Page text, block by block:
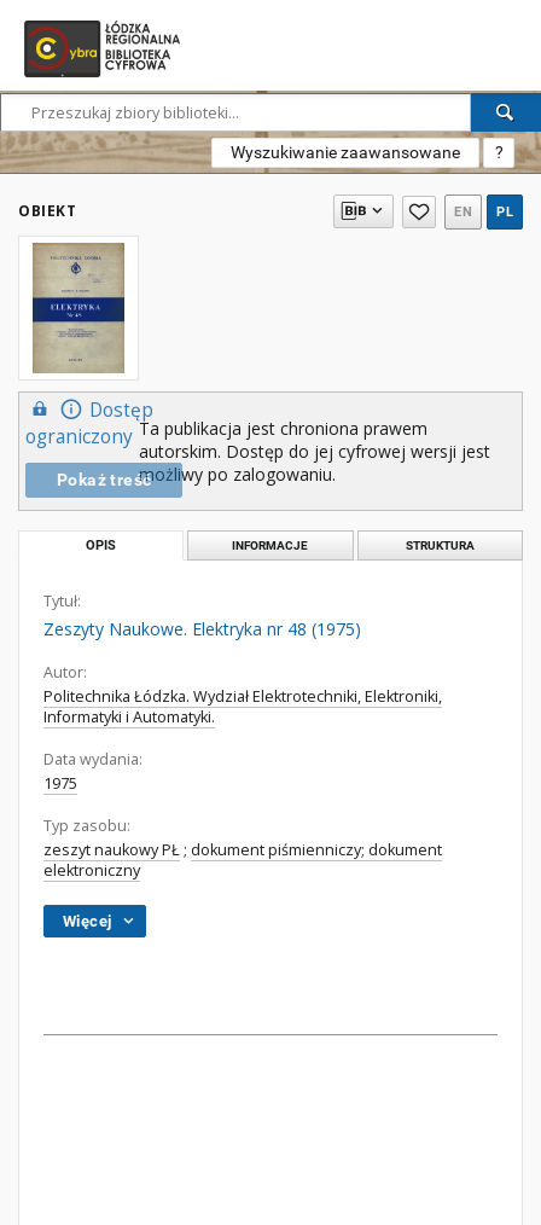
Wyszukiwanie zaawansowane ?
OBIEKT EN PL
Dostęp
ograniczony
Pokaż treść
Ta publikacja jest chroniona prawem
autorskim. Dostęp do jej cyfrowej wersji jest
możliwy po zalogowaniu.
OPIS INFORMACJE STRUKTURA
Tytuł:
Zeszyty Naukowe. Elektryka nr 48 (1975)
Autor:
Politechnika Łódzka. Wydział Elektrotechniki, Elektroniki,
Informatyki i Automatyki.
Data wydania:
1975
Typ zasobu:
zeszyt naukowy PŁ ; dokument piśmienniczy; dokument
elektroniczny
Więcej